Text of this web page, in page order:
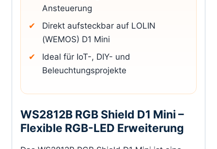
Ansteuerung
Direkt aufsteckbar auf LOLIN
(WEMOS) D1 Mini
Ideal für IoT-, DIY- und
Beleuchtungsprojekte
WS2812B RGB Shield D1 Mini –
Flexible RGB-LED Erweiterung